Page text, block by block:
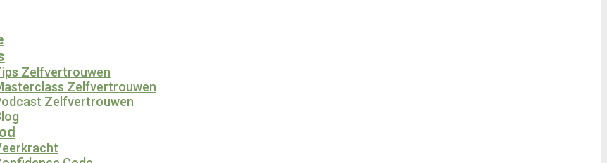
Zelfvertrouwen
Zelfvertrouwen
Zelfvertrouwen